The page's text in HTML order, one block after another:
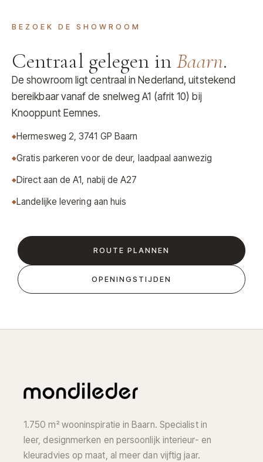
BEZOEK DE SHOWROOM
Centraal gelegen in Baarn.
De showroom ligt centraal in Nederland, uitstekend
bereikbaar vanaf de snelweg A1 (afrit 10) bij
Knooppunt Eemnes.
Hermesweg 2, 3741 GP Baarn
Gratis parkeren voor de deur, laadpaal aanwezig
Direct aan de A1, nabij de A27
Landelijke levering aan huis
ROUTE PLANNEN
OPENINGSTIJDEN
1.750 m² wooninspiratie in Baarn. Specialist in
leer, designmerken en persoonlijk interieur- en
kleuradvies op maat, al meer dan vijftig jaar.